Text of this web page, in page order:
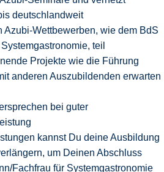
deutschlandweit
Azubi-Wettbewerben, wie dem BdS
teil
Projekte wie die Führung
anderen Auszubildenden erwarten
bei guter
kannst Du deine Ausbildung
um Deinen Abschluss
Fachfrau für Systemgastronomie